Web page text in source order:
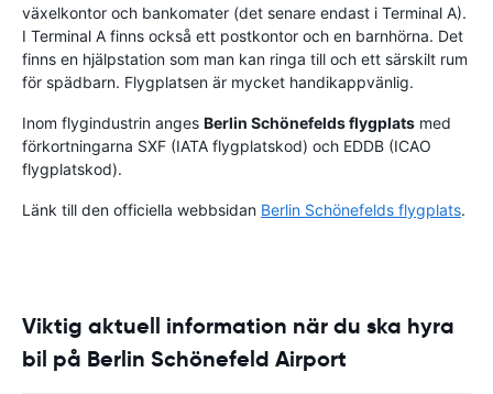
växelkontor och bankomater (det senare endast i Terminal A).
I Terminal A finns också ett postkontor och en barnhörna. Det
finns en hjälpstation som man kan ringa till och ett särskilt rum
för spädbarn. Flygplatsen är mycket handikappvänlig.
Inom flygindustrin anges Berlin Schönefelds flygplats med
förkortningarna SXF (IATA flygplatskod) och EDDB (ICAO
flygplatskod).
Länk till den officiella webbsidan Berlin Schönefelds flygplats.
Viktig aktuell information när du ska hyra
bil på Berlin Schönefeld Airport